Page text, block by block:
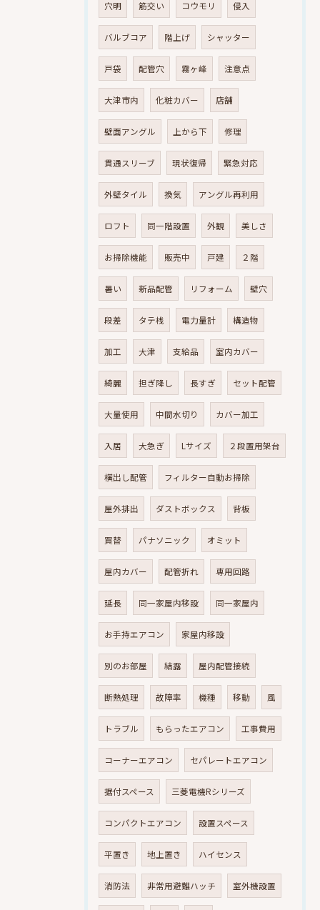
穴明 筋交い コウモリ 侵入
バルブコア 階上げ シャッター
戸袋 配管穴 霧ヶ峰 注意点
大津市内 化粧カバー 店舗
壁面アングル 上から下 修理
貫通スリーブ 現状復帰 緊急対応
外壁タイル 換気 アングル再利用
ロフト 同一階設置 外観 美しさ
お掃除機能 販売中 戸建 ２階
暑い 新品配管 リフォーム 壁穴
段差 タテ桟 電力量計 構造物
加工 大津 支給品 室内カバー
綺麗 担ぎ降し 長すぎ セット配管
大量使用 中間水切り カバー加工
入居 大急ぎ Lサイズ ２段置用架台
横出し配管 フィルター自動お掃除
屋外排出 ダストボックス 背板
買替 パナソニック オミット
屋内カバー 配管折れ 専用回路
延長 同一家屋内移設 同一家屋内
お手持エアコン 家屋内移設
別のお部屋 結露 屋内配管接続
断熱処理 故障率 機種 移動 風
トラブル もらったエアコン 工事費用
コーナーエアコン セパレートエアコン
据付スペース 三菱電機Rシリーズ
コンパクトエアコン 設置スペース
平置き 地上置き ハイセンス
消防法 非常用避難ハッチ 室外機設置